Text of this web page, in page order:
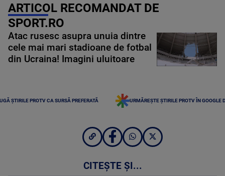
ARTICOL RECOMANDAT DE
SPORT.RO
Atac rusesc asupra unuia dintre
cele mai mari stadioane de fotbal
din Ucraina! Imagini uluitoare
ȘTIRILE PROTV CA SURSĂ PREFERATĂ URMĂREȘTE ȘTIRILE PROTV ÎN GOOGLE
CITEȘTE ȘI...